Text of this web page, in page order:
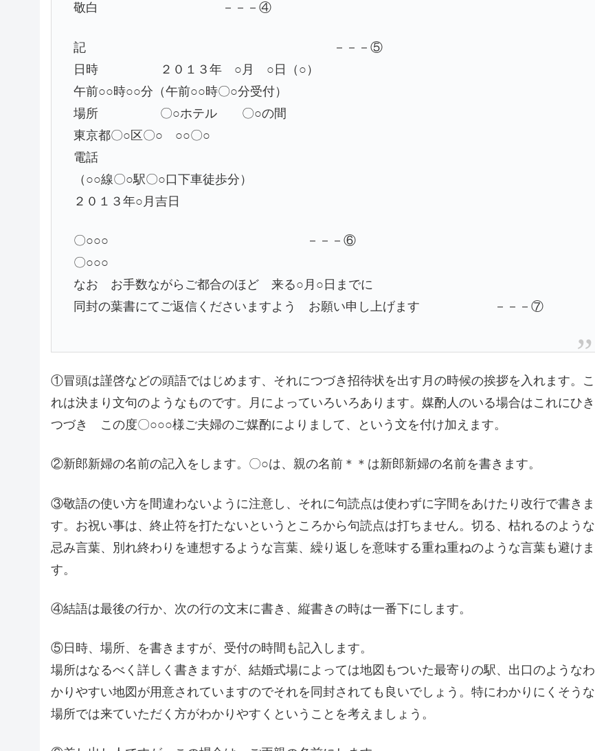
敬白 －－－④
記 －－－⑤
日時 ２０１３年 ○月 ○日（○）
午前○○時○○分（午前○○時〇○分受付）
場所 〇○ホテル 〇○の間
東京都〇○区〇○ ○○〇○
電話
（○○線〇○駅〇○口下車徒歩分）
２０１３年○月吉日
〇○○○ －－－⑥
〇○○○
なお お手数ながらご都合のほど 来る○月○日までに
同封の葉書にてご返信くださいますよう お願い申し上げます －－－⑦
①冒頭は謹啓などの頭語ではじめます、それにつづき招待状を出す月の時候の挨拶を入れます。こ
れは決まり文句のようなものです。月によっていろいろあります。媒酌人のいる場合はこれにひき
つづき この度〇○○○様ご夫婦のご媒酌によりまして、という文を付け加えます。
②新郎新婦の名前の記入をします。〇○は、親の名前＊＊は新郎新婦の名前を書きます。
③敬語の使い方を間違わないように注意し、それに句読点は使わずに字間をあけたり改行で書きま
す。お祝い事は、終止符を打たないというところから句読点は打ちません。切る、枯れるのような
忌み言葉、別れ終わりを連想するような言葉、繰り返しを意味する重ね重ねのような言葉も避けま
す。
④結語は最後の行か、次の行の文末に書き、縦書きの時は一番下にします。
⑤日時、場所、を書きますが、受付の時間も記入します。
場所はなるべく詳しく書きますが、結婚式場によっては地図もついた最寄りの駅、出口のようなわ
かりやすい地図が用意されていますのでそれを同封されても良いでしょう。特にわかりにくそうな
場所では来ていただく方がわかりやすくということを考えましょう。